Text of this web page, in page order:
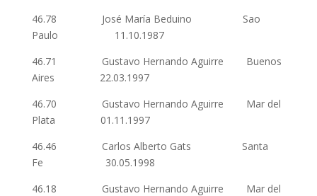
46.78 José María Beduino Sao
Paulo 11.10.1987
46.71 Gustavo Hernando Aguirre Buenos
Aires 22.03.1997
46.70 Gustavo Hernando Aguirre Mar del
Plata 01.11.1997
46.46 Carlos Alberto Gats Santa
Fe 30.05.1998
46.18 Gustavo Hernando Aguirre Mar del